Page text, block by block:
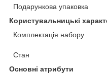
Подарункова упаковка
Користувальницькі
Комплектація набору
Стан
Основні атрибути